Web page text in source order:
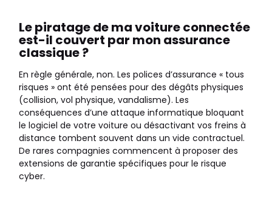
Le piratage de ma voiture connectée
est-il couvert par mon assurance
classique ?
En règle générale, non. Les polices d’assurance « tous
risques » ont été pensées pour des dégâts physiques
(collision, vol physique, vandalisme). Les
conséquences d’une attaque informatique bloquant
le logiciel de votre voiture ou désactivant vos freins à
distance tombent souvent dans un vide contractuel.
De rares compagnies commencent à proposer des
extensions de garantie spécifiques pour le risque
cyber.